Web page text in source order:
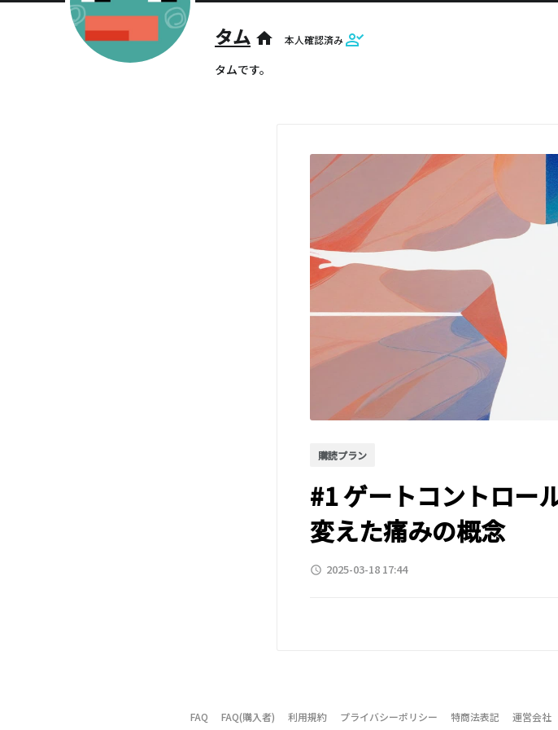
タム home 本人確認済み
タムです。
購読プラン
#1 ゲートコントロー
変えた痛みの概念
access_time 2025-03-18 17:44
FAQ FAQ(購入者) 利用規約 プライバシーポリシー 特商法表記 運営会社